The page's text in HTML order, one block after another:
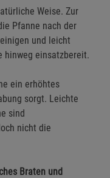
Weise. Zur
Pfanne nach der
und leicht
hinweg einsatzbereit.
ein erhöhtes
sorgt. Leichte
sind
nicht die
Braten und